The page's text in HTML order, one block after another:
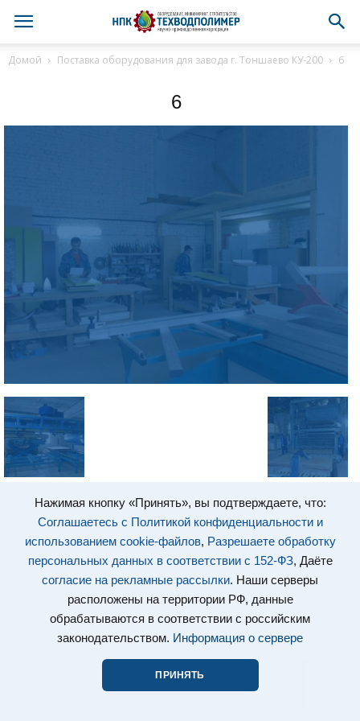
Нажимая кнопку «Принять», вы подтверждаете, что:
Соглашаетесь с Политикой конфиденциальности и
использованием cookie-файлов, Разрешаете обработку
персональных данных в соответствии с 152-ФЗ, Даёте
согласие на рекламные рассылки. Наши серверы
расположены на территории РФ, данные
обрабатываются в соответствии с российским
законодательством. Информация о сервере
ПРИНЯТЬ
Домой Поставка оборудования для завода г. Тоншаево КУ-200 6
6